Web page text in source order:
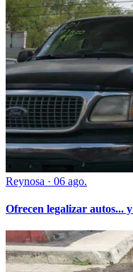
Reynosa · 06 ago.
Ofrecen legalizar autos...